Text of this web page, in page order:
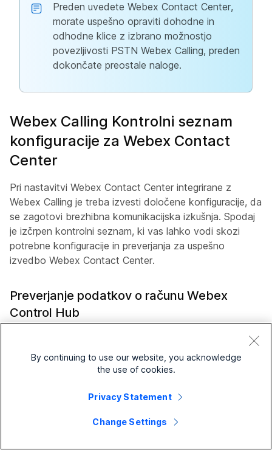
Preden uvedete Webex Contact Center,
morate uspešno opraviti dohodne in
odhodne klice z izbrano možnostjo
povezljivosti PSTN Webex Calling, preden
dokončate preostale naloge.
Webex Calling Kontrolni seznam
konfiguracije za Webex Contact
Center
Pri nastavitvi Webex Contact Center integrirane z
Webex Calling je treba izvesti določene konfiguracije, da
se zagotovi brezhibna komunikacijska izkušnja. Spodaj
je izčrpen kontrolni seznam, ki vas lahko vodi skozi
potrebne konfiguracije in preverjanja za uspešno
izvedbo Webex Contact Center.
Preverjanje podatkov o računu Webex
Control Hub
Najboljša praksa priporoča, da dokumentirate podatke o
računu Webex Control Hub. Te informacije vključujejo
vašo organizacijo ID in ime. Te informacije bodo
Assistance Center (TAC) ali pri usklajevanju z vašo ekipo
Webex Contact Center. Če bodo te informacije priročne,
By continuing to use our website, you acknowledge
the use of cookies.
Privacy Statement
Change Settings